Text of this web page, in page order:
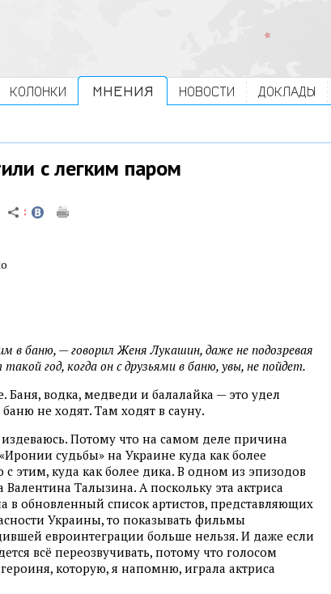
КОЛОНКИ МНЕНИЯ НОВОСТИ ДОКЛАДЫ
с легким паром
в баню, — говорил Женя Лукашин, даже не подозревая
год, когда он с друзьями в баню, увы, не пойдет.
водка, медведи и балалайка — это удел
не ходят. Там ходят в сауну.
Потому что на самом деле причина
судьбы» на Украине куда как более
этим, куда как более дика. В одном из эпизодов
Валентина Талызина. А поскольку эта актриса
в обновленный список артистов, представляющих
Украины, то показывать фильмы
евроинтеграции больше нельзя. И даже если
всё переозвучивать, потому что голосом
которую, я напомню, играла актриса